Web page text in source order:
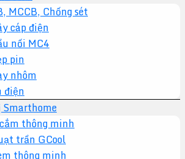
MCCB, Chống sét
cáp điện
nối MC4
pin
nhôm
điện
thông minh
trần GCool
thông minh